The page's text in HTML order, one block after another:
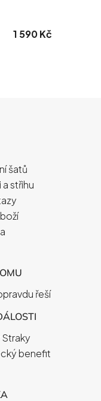
1 590 Kč
šatů
střihu
řeší
Straky
benefit